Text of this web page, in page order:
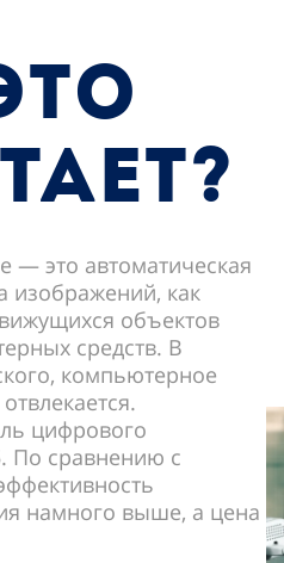
— это автоматическая
изображений, как
объектов
средств. В
компьютерное
цифрового
По сравнению с
намного выше, а цена